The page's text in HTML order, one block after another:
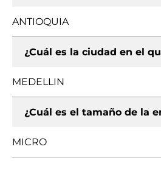
ANTIOQUIA
¿Cuál es la ciudad en el
MEDELLIN
¿Cuál es el tamaño de la
MICRO